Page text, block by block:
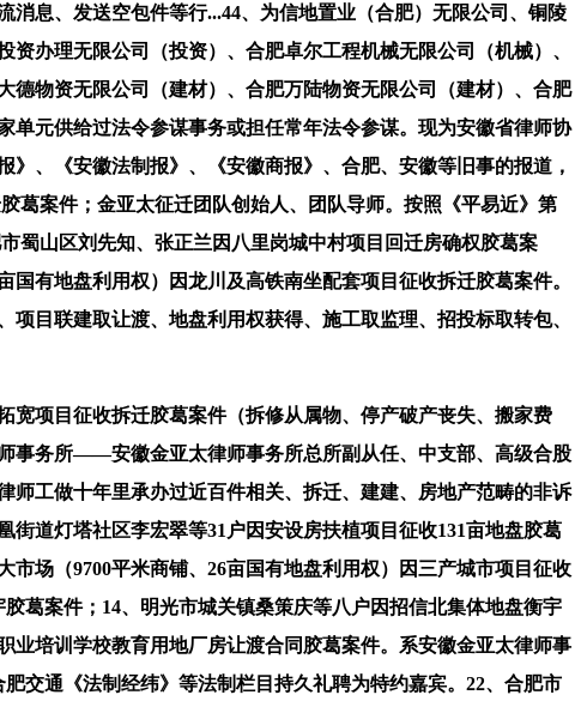
息、发送空包件等行...44、为信地置业（合肥）无限公司、铜陵
办理无限公司（投资）、合肥卓尔工程机械无限公司（机械）、
物资无限公司（建材）、合肥万陆物资无限公司（建材）、合肥
单元供给过法令参谋事务或担任常年法令参谋。现为安徽省律师协
、《安徽法制报》、《安徽商报》、合肥、安徽等旧事的报道，
葛案件；金亚太征迁团队创始人、团队导师。按照《平易近》第
蜀山区刘先知、张正兰因八里岗城中村项目回迁房确权胶葛案
有地盘利用权）因龙川及高铁南坐配套项目征收拆迁胶葛案件。
目联建取让渡、地盘利用权获得、施工取监理、招投标取转包、
项目征收拆迁胶葛案件（拆修从属物、停产破产丧失、搬家费
事务所——安徽金亚太律师事务所总所副从任、中支部、高级合股
师工做十年里承办过近百件相关、拆迁、建建、房地产范畴的非诉
道灯塔社区李宏翠等31户因安设房扶植项目征收131亩地盘胶葛
场（9700平米商铺、26亩国有地盘利用权）因三产城市项目征收
葛案件；14、明光市城关镇桑策庆等八户因招信北集体地盘衡宇
业培训学校教育用地厂房让渡合同胶葛案件。系安徽金亚太律师事
交通《法制经纬》等法制栏目持久礼聘为特约嘉宾。22、合肥市